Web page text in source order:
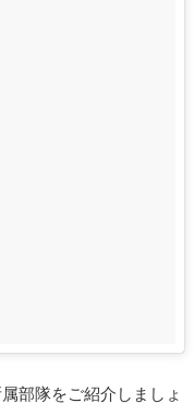
部隊をご紹介しましょ